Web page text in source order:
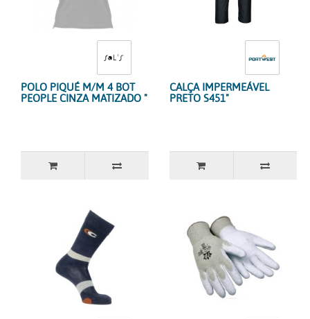
POLO PIQUÉ M/M 4 BOT
PEOPLE CINZA MATIZADO "
CALÇA IMPERMEÁVEL
PRETO S451"